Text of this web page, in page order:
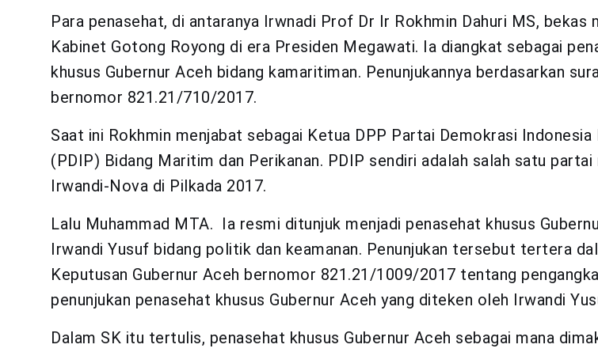
Para penasehat, di antaranya Irwnadi Prof Dr Ir Rokhmin Dahuri MS, bekas
Kabinet Gotong Royong di era Presiden Megawati. Ia diangkat sebagai
khusus Gubernur Aceh bidang kamaritiman. Penunjukannya berdasarkan
bernomor 821.21/710/2017.
Saat ini Rokhmin menjabat sebagai Ketua DPP Partai Demokrasi Indonesia
(PDIP) Bidang Maritim dan Perikanan. PDIP sendiri adalah salah satu partai
Irwandi-Nova di Pilkada 2017.
Lalu Muhammad MTA. Ia resmi ditunjuk menjadi penasehat khusus
Irwandi Yusuf bidang politik dan keamanan. Penunjukan tersebut tertera
Keputusan Gubernur Aceh bernomor 821.21/1009/2017 tentang
penunjukan penasehat khusus Gubernur Aceh yang diteken oleh Irwandi
Dalam SK itu tertulis, penasehat khusus Gubernur Aceh sebagai mana